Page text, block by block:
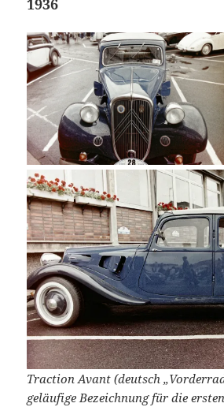
1936
Traction Avant (deutsch
geläufige Bezeichnung für die ersten